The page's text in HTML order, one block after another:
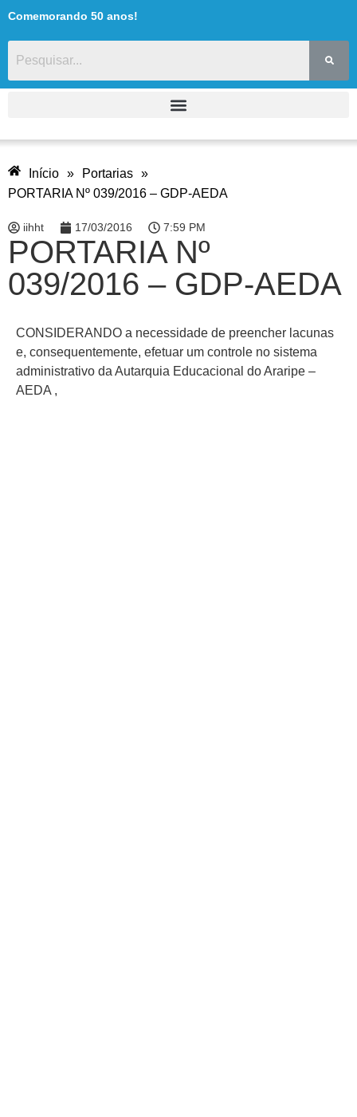
Comemorando 50 anos!
Início » Portarias »
PORTARIA Nº 039/2016 – GDP-AEDA
iihht 17/03/2016 7:59 PM
PORTARIA Nº
039/2016 – GDP-AEDA
CONSIDERANDO a necessidade de preencher lacunas
e, consequentemente, efetuar um controle no sistema
administrativo da Autarquia Educacional do Araripe –
AEDA ,